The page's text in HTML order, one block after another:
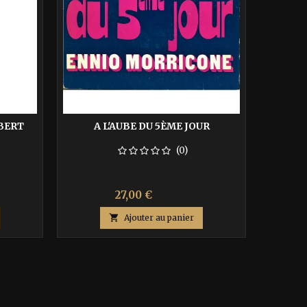
A L'AUBE DU 5ÈME JOUR
(0)
Prix
27,00 €
base
 Ajouter au panier